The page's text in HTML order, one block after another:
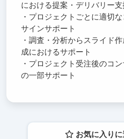
における提案・デリバリー支
・プロジェクトごとに適切
サインサポート
・調査・分析からスライド
成におけるサポート
・プロジェクト受注後のコ
の一部サポート
お気に入りに